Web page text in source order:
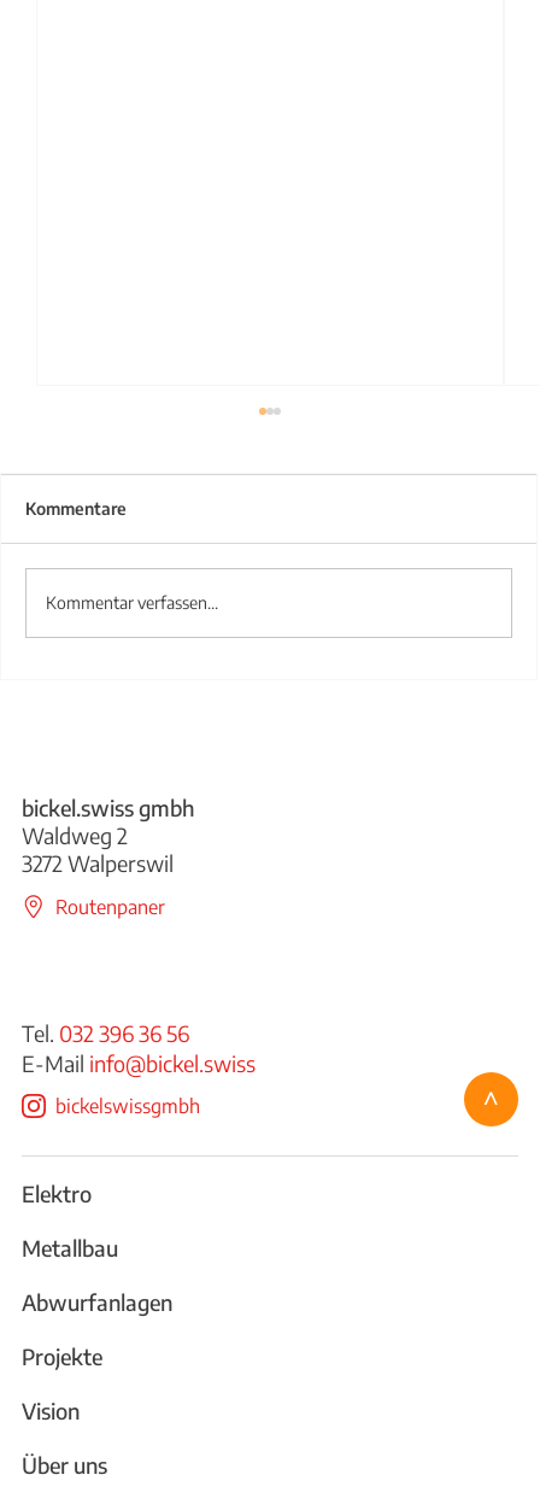
Treppengeländer aus Stahl
Kommentare
Kommentar verfassen...
bickel.swiss gmbh
Waldweg 2
3272 Walperswil
Routenpaner
Tel. 032 396 36 56
E-Mail info@bickel.swiss
bickelswissgmbh
Elektro
Metallbau
Abwurfanlagen
Projekte
Vision
Über uns
^